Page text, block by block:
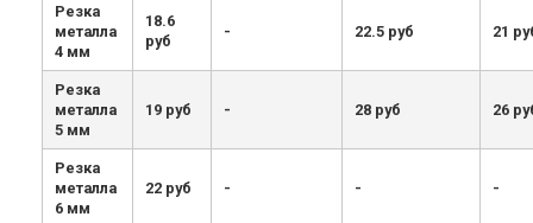
Резка
металла
4 мм
18.6
руб
- 22.5 руб 21
Резка
металла
5 мм
19 руб - 28 руб 26
Резка
металла
6 мм
22 руб - - -